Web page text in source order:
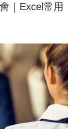
｜Excel常用